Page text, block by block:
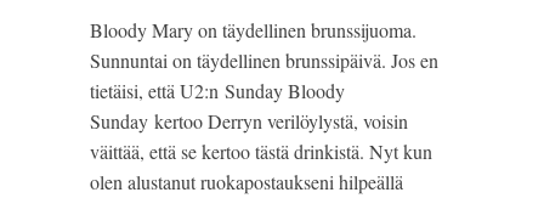
Bloody Mary on täydellinen brunssijuoma.
Sunnuntai on täydellinen brunssipäivä. Jos en
tietäisi, että U2:n Sunday Bloody
Sunday kertoo Derryn verilöylystä, voisin
väittää, että se kertoo tästä drinkistä. Nyt kun
olen alustanut ruokapostaukseni hilpeällä